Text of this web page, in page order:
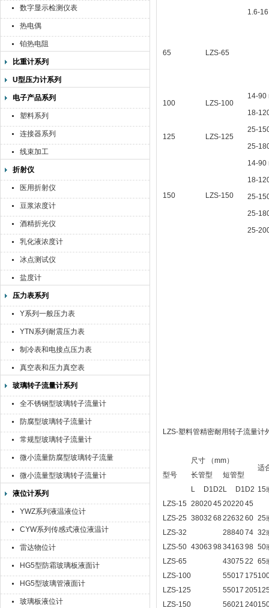
数字显示检测仪表
热电偶
铂热电阻
比重计系列
U型压力计系列
电子产品系列
塑料系列
连接器系列
线束加工
折射仪
医用折射仪
豆浆浓度计
酒精折光仪
乳化液浓度计
冰点测试仪
盐度计
压力表系列
Y系列一般压力表
YTN系列耐震压力表
制冷表和电接点压力表
真空表和压力真空表
玻璃转子流量计系列
全不锈钢型玻璃转子流量计
防腐型玻璃转子流量计
常规型玻璃转子流量计
微小流量防腐型玻璃转子流量
计
微小流量型玻璃转子流量计
液位计系列
YWZ系列液温液位计
CYW系列传感式液位液温计
雷达物位计
HG5型防霜玻璃板液面计
HG5型玻璃管液面计
玻璃板液位计
1.6-
65 LZS-65
100 LZS-100
14-90
18-
125 LZS-125
25-
25-
150 LZS-150
14-90
18-
25-
25-
25-
LZS-塑料管精密耐用转子流量计
型号
尺寸 （mm）
适
长管型
短管型
L
D1 D2 L D1 D2 15
LZS-15 2802045 2022045
LZS-25 38032 6822632 60 25
LZS-32
2884074 32
LZS-50 43063 9834163 98 50
LZS-65
43075 22 65
LZS-100
55017 175
LZS-125
55017 205
LZS-150
56021 240